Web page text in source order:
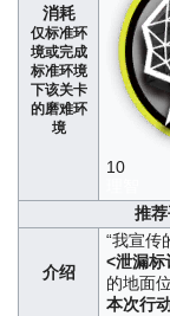
消耗
仅标准环
境或完成
标准环境
下该关卡
的磨难环
境
10
推
介绍
“我宣传
<泄漏标
的地面
本次行